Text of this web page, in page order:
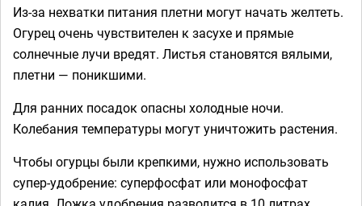
Из-за нехватки питания плетни могут начать желтеть.
Огурец очень чувствителен к засухе и прямые
солнечные лучи вредят. Листья становятся вялыми,
плетни — поникшими.
Для ранних посадок опасны холодные ночи.
Колебания температуры могут уничтожить растения.
Чтобы огурцы были крепкими, нужно использовать
супер-удобрение: суперфосфат или монофосфат